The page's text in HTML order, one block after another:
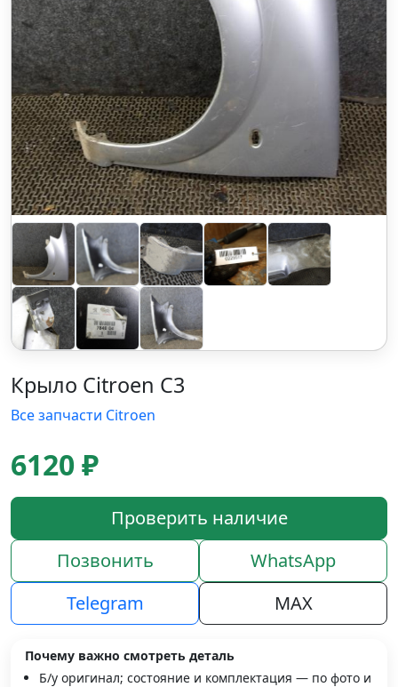
Крыло Citroen C3
Все запчасти Citroen
6120 ₽
Проверить наличие
Позвонить
WhatsApp
Telegram
MAX
Почему важно смотреть деталь
Б/у оригинал; состояние и комплектация — по фото и